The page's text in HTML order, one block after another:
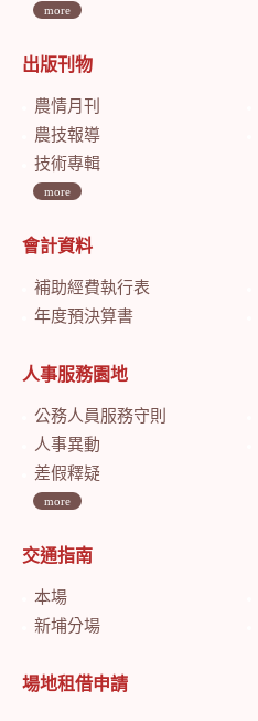
more
出版刊物
農情月刊
農技報導
技術專輯
more
會計資料
補助經費執行表
年度預決算書
人事服務園地
公務人員服務守則
人事異動
差假釋疑
more
交通指南
本場
新埔分場
場地租借申請